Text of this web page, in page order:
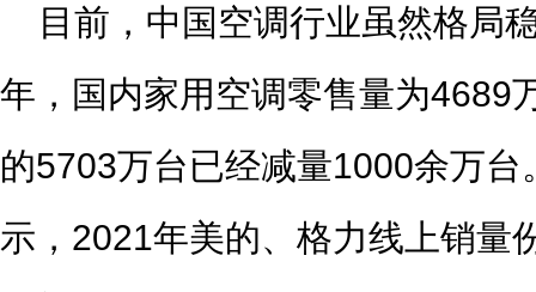
目前，中国空调行业虽然格局
年，国内家用空调零售量为4689
的5703万台已经减量1000余万
示，2021年美的、格力线上销量